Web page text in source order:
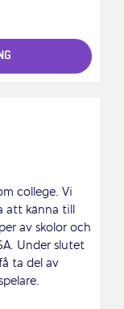
college. Vi
att känna till
av skolor och
Under slutet
ta del av